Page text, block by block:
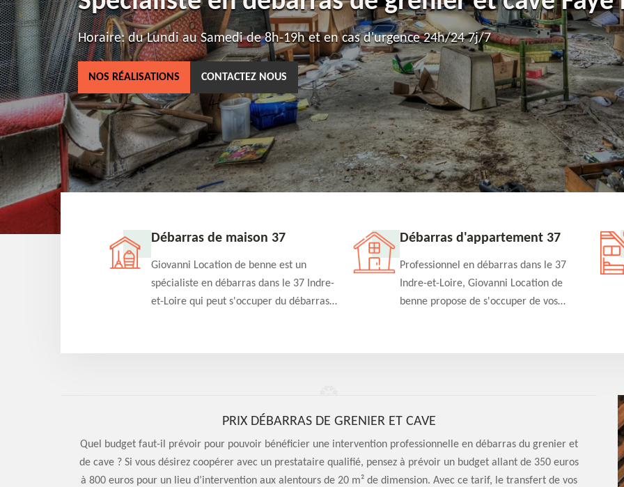
Horaire: du Lundi au Samedi de 8h-19h et en cas d'urgence 24h/24 7j/7
NOS RÉALISATIONS CONTACTEZ NOUS
37 Débarras de maison 37
Giovanni Location de benne est un
spécialiste en débarras dans le 37 Indre-
et-Loire qui peut s'occuper du débarras
et efficace
Débarras d'appartement 37
Professionnel en débarras dans le 37
Indre-et-Loire, Giovanni Location de
benne propose de s'occuper de vos
qualité en toute circonstance
PRIX DÉBARRAS DE GRENIER ET CAVE
Quel budget faut-il prévoir pour pouvoir bénéficier une intervention professionnelle en débarras du grenier et
de cave ? Si vous désirez coopérer avec un prestataire qualifié, pensez à prévoir un budget allant de 350 euros
à 800 euros pour un lieu d’intervention aux alentours de 20 m² de dimension. Avec ce tarif, le transfert de vos